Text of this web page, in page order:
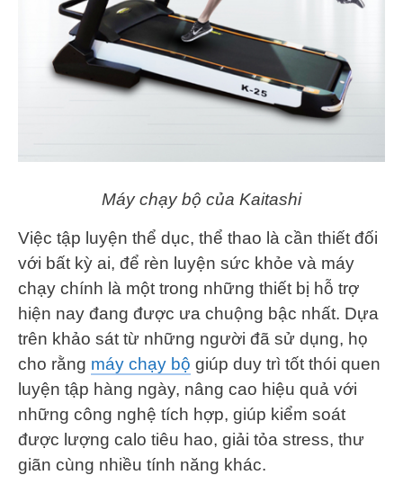
Máy chạy bộ của Kaitashi
Việc tập luyện thể dục, thể thao là cần thiết đối
với bất kỳ ai, để rèn luyện sức khỏe và máy
chạy chính là một trong những thiết bị hỗ trợ
hiện nay đang được ưa chuộng bậc nhất. Dựa
trên khảo sát từ những người đã sử dụng, họ
cho rằng máy chạy bộ giúp duy trì tốt thói quen
luyện tập hàng ngày, nâng cao hiệu quả với
những công nghệ tích hợp, giúp kiểm soát
được lượng calo tiêu hao, giải tỏa stress, thư
giãn cùng nhiều tính năng khác.